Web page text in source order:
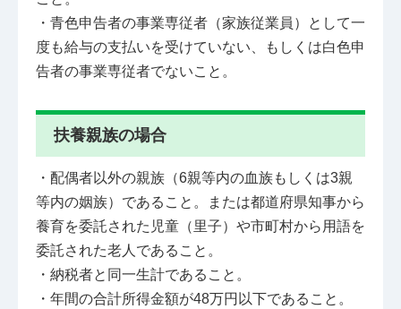
・青色申告者の事業専従者（家族従業員）として一
度も給与の支払いを受けていない、もしくは白色申
告者の事業専従者でないこと。
扶養親族の場合
・配偶者以外の親族（6親等内の血族もしくは3親
等内の姻族）であること。または都道府県知事から
養育を委託された児童（里子）や市町村から用語を
委託された老人であること。
・納税者と同一生計であること。
・年間の合計所得金額が48万円以下であること。